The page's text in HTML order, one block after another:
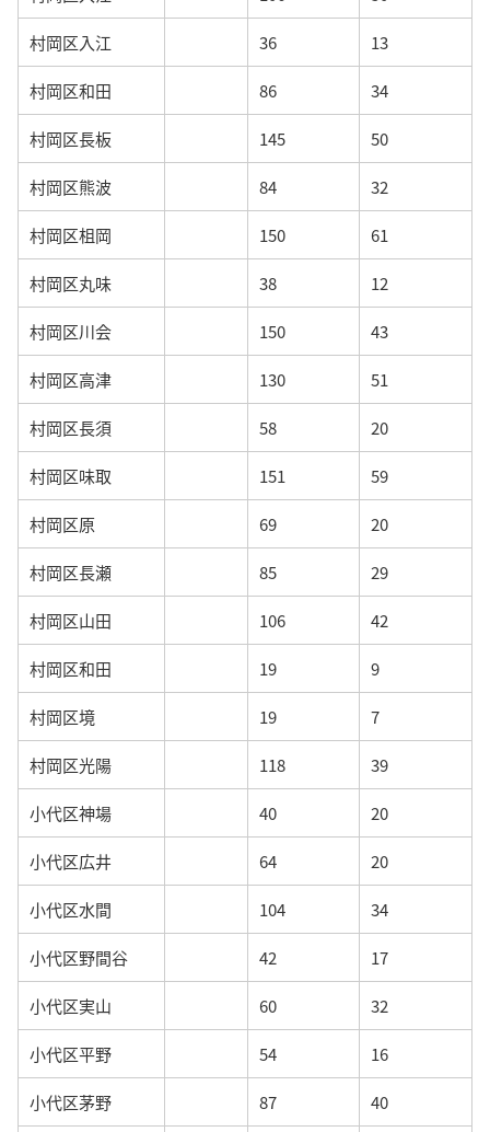
村岡区入江 36 13
村岡区和田 86 34
村岡区長板 145 50
村岡区熊波 84 32
村岡区柤岡 150 61
村岡区丸味 38 12
村岡区川会 150 43
村岡区高津 130 51
村岡区長須 58 20
村岡区味取 151 59
村岡区原 69 20
村岡区長瀬 85 29
村岡区山田 106 42
村岡区和田 19 9
村岡区境 19 7
村岡区光陽 118 39
小代区神場 40 20
小代区広井 64 20
小代区水間 104 34
小代区野間谷 42 17
小代区実山 60 32
小代区平野 54 16
小代区茅野 87 40